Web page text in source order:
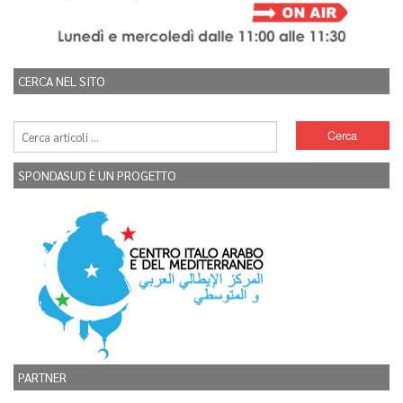
CERCA NEL SITO
SPONDASUD È UN PROGETTO
PARTNER